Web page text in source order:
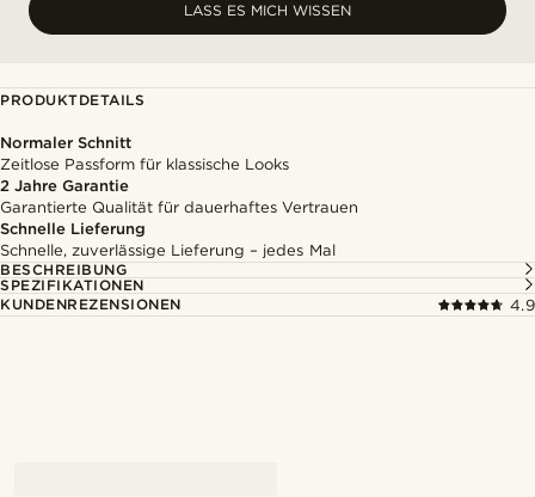
LASS ES MICH WISSEN
PRODUKTDETAILS
Normaler Schnitt
Zeitlose Passform für klassische Looks
2 Jahre Garantie
Garantierte Qualität für dauerhaftes Vertrauen
Schnelle Lieferung
Schnelle, zuverlässige Lieferung – jedes Mal
BESCHREIBUNG
SPEZIFIKATIONEN
KUNDENREZENSIONEN
4.9